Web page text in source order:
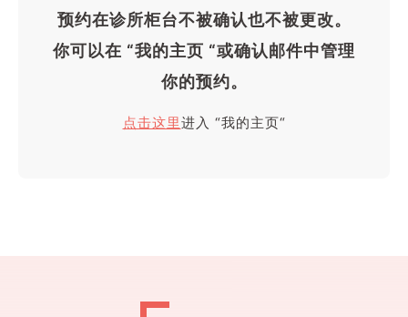
预约在诊所柜台不被确认也不被更改。
你可以在 “我的主页 “或确认邮件中管理
你的预约。
点击这里进入 “我的主页“